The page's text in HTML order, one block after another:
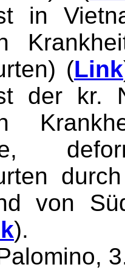
in
(Link
der kr.
von
).